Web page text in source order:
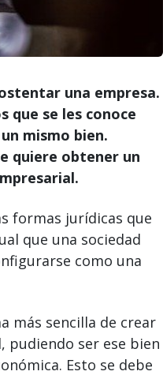
una empresa.
que se les conoce
mismo bien.
quiere obtener un
formas jurídicas que
que una sociedad
como una
más sencilla de crear
pudiendo ser ese bien
Esto se debe